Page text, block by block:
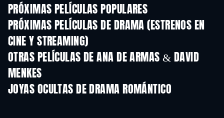
PRÓXIMAS PELÍCULAS POPULARES
PRÓXIMAS PELÍCULAS DE DRAMA (ESTRENOS EN
CINE Y STREAMING)
OTRAS PELÍCULAS DE ANA DE ARMAS & DAVID
MENKES
JOYAS OCULTAS DE DRAMA ROMÁNTICO